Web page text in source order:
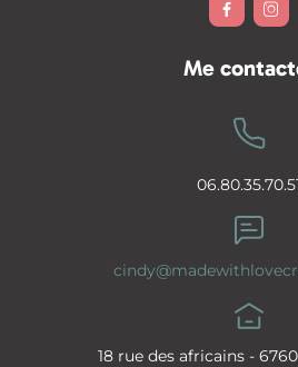
 
Me
18 rue des africains -